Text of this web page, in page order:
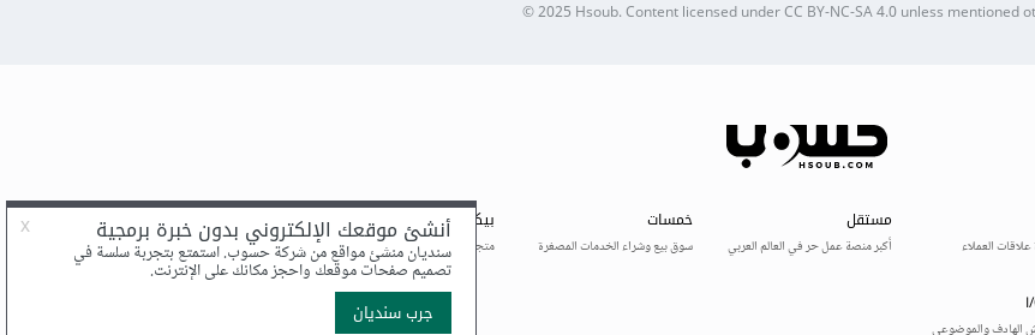
© 2025 Hsoub.Content licensed underCC BY-NC-SA 4.0unless mentioned